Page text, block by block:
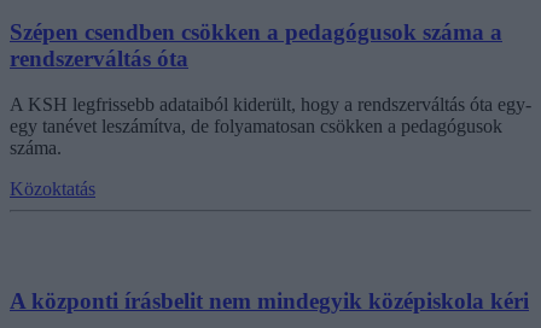
Szépen csendben csökken a pedagógusok száma a
rendszerváltás óta
A KSH legfrissebb adataiból kiderült, hogy a rendszerváltás óta egy-
egy tanévet leszámítva, de folyamatosan csökken a pedagógusok
száma.
Közoktatás
A központi írásbelit nem mindegyik középiskola kéri